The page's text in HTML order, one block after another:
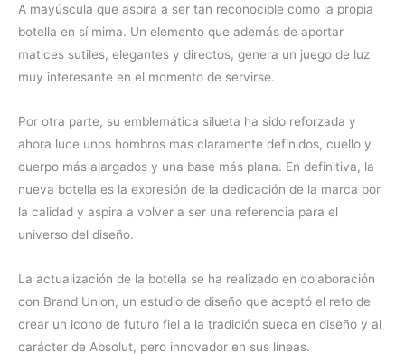
A mayúscula que aspira a ser tan reconocible como la propia
botella en sí mima. Un elemento que además de aportar
matices sutiles, elegantes y directos, genera un juego de luz
muy interesante en el momento de servirse.
Por otra parte, su emblemática silueta ha sido reforzada y
ahora luce unos hombros más claramente definidos, cuello y
cuerpo más alargados y una base más plana. En definitiva, la
nueva botella es la expresión de la dedicación de la marca por
la calidad y aspira a volver a ser una referencia para el
universo del diseño.
La actualización de la botella se ha realizado en colaboración
con Brand Union, un estudio de diseño que aceptó el reto de
crear un icono de futuro fiel a la tradición sueca en diseño y al
carácter de Absolut, pero innovador en sus líneas.